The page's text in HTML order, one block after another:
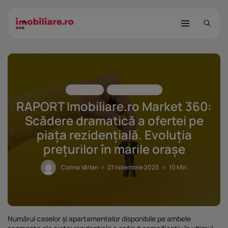
STUDIU Imobiliare.ro: Câtă încredere
mai...
8 Min
25 noiembrie 2025 9 Min
RAPORT Imobiliare.ro Market 360:
Scădere dramatică a ofertei pe
piața rezidențială. Evoluția
prețurilor în marile orașe
Corina Vârlan 27 noiembrie 2023 10 Min
Numărul caselor și apartamentelor disponibile pe ambele